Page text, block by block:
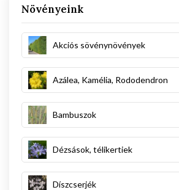
Növényeink
Akciós sövénynövények
Azálea, Kamélia, Rododendron
Bambuszok
Dézsások, télikertiek
Díszcserjék